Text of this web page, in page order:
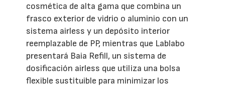
cosmética de alta gama que combina un
frasco exterior de vidrio o aluminio con un
sistema airless y un depósito interior
reemplazable de PP, mientras que Lablabo
presentará Baia Refill, un sistema de
dosificación airless que utiliza una bolsa
flexible sustituible para minimizar los